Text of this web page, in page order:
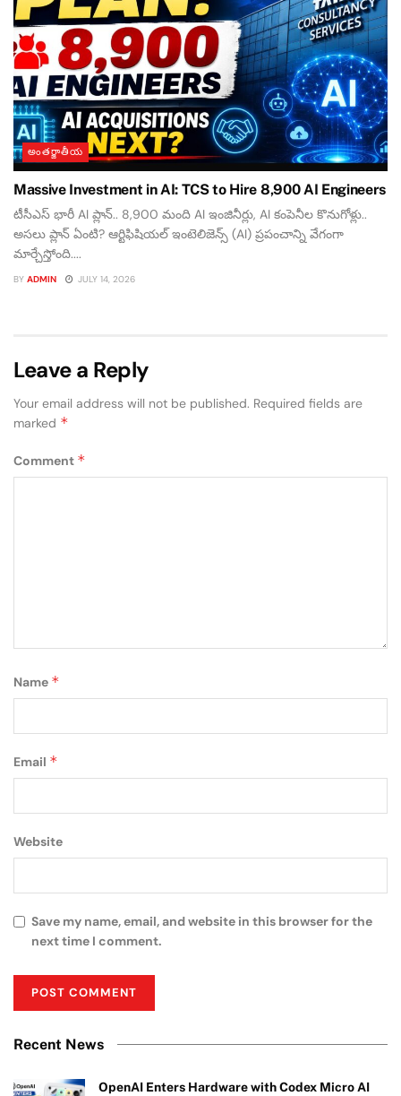
అంతర్జాతీయ
Massive Investment in AI: TCS to Hire 8,900 AI Engineers
టీసీఎస్ భారీ AI ప్లాన్.. 8,900 మంది AI ఇంజినీర్లు, AI కంపెనీల కొనుగోళ్లు..
అసలు ప్లాన్ ఏంటి? ఆర్టిఫిషియల్ ఇంటెలిజెన్స్ (AI) ప్రపంచాన్ని వేగంగా
మార్చేస్తోంది....
BY ADMIN JULY 14, 2026
Leave a Reply
Your email address will not be published. Required fields are
marked *
Comment *
Name *
Email *
Website
Save my name, email, and website in this browser for the
next time I comment.
Recent News
OpenAI Enters Hardware with Codex Micro AI